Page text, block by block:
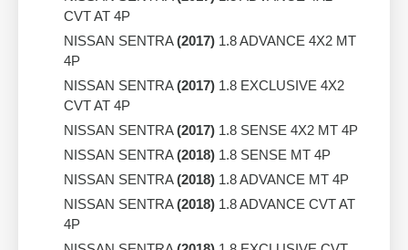
CVT AT 4P
NISSAN SENTRA(2017) 1.8 ADVANCE 4X2 MT
4P
NISSAN SENTRA(2017) 1.8 EXCLUSIVE 4X2
CVT AT 4P
NISSAN SENTRA(2017) 1.8 SENSE 4X2 MT 4P
NISSAN SENTRA(2018) 1.8 SENSE MT 4P
NISSAN SENTRA(2018) 1.8 ADVANCE MT 4P
NISSAN SENTRA(2018) 1.8 ADVANCE CVT AT
4P